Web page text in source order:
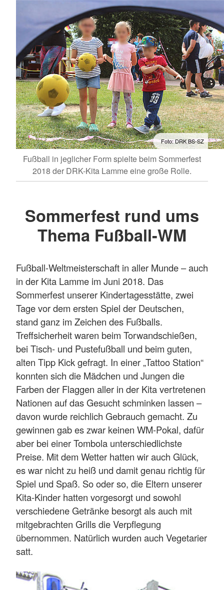
Foto: DRK BS-SZ
Fußball in jeglicher Form spielte beim Sommerfest
2018 der DRK-Kita Lamme eine große Rolle.
Sommerfest rund ums
Thema Fußball-WM
Fußball-Weltmeisterschaft in aller Munde – auch
in der Kita Lamme im Juni 2018. Das
Sommerfest unserer Kindertagesstätte, zwei
Tage vor dem ersten Spiel der Deutschen,
stand ganz im Zeichen des Fußballs.
Treffsicherheit waren beim Torwandschießen,
bei Tisch- und Pustefußball und beim guten,
alten Tipp Kick gefragt. In einer „Tattoo Station“
konnten sich die Mädchen und Jungen die
Farben der Flaggen aller in der Kita vertretenen
Nationen auf das Gesucht schminken lassen –
davon wurde reichlich Gebrauch gemacht. Zu
gewinnen gab es zwar keinen WM-Pokal, dafür
aber bei einer Tombola unterschiedlichste
Preise. Mit dem Wetter hatten wir auch Glück,
es war nicht zu heiß und damit genau richtig für
Spiel und Spaß. So oder so, die Eltern unserer
Kita-Kinder hatten vorgesorgt und sowohl
verschiedene Getränke besorgt als auch mit
mitgebrachten Grills die Verpflegung
übernommen. Natürlich wurden auch Vegetarier
satt.